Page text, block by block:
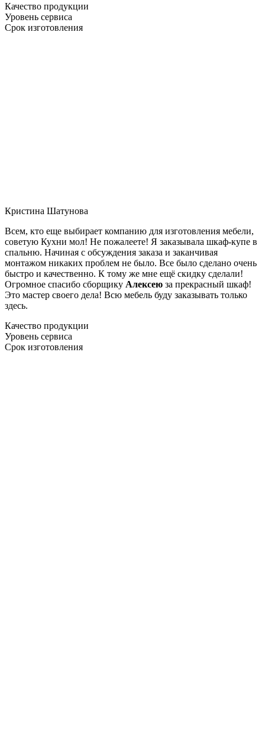
Качество продукции
Уровень сервиса
Срок изготовления
Кристина Шатунова
Всем, кто еще выбирает компанию для изготовления мебели,
советую Кухни мол! Не пожалеете! Я заказывала шкаф-купе в
спальню. Начиная с обсуждения заказа и заканчивая
монтажом никаких проблем не было. Все было сделано очень
быстро и качественно. К тому же мне ещё скидку сделали!
Огромное спасибо сборщику Алексею за прекрасный шкаф!
Это мастер своего дела! Всю мебель буду заказывать только
здесь.
Качество продукции
Уровень сервиса
Срок изготовления